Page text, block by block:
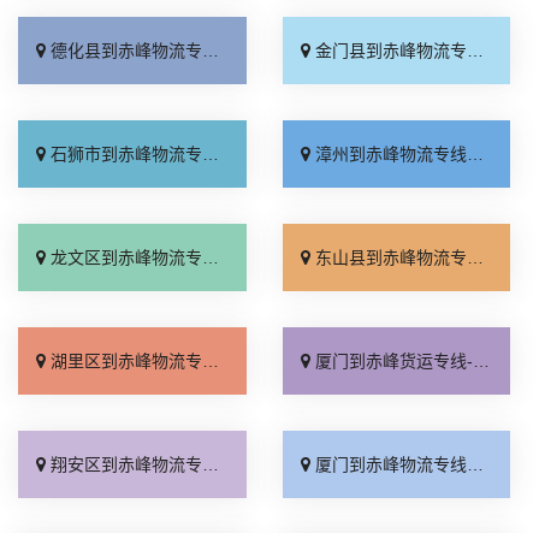
德化县到赤峰物流专线_托运放心「需要几天」 金门县到赤峰物流专线_托运省心「市县闪送」
石狮市到赤峰物流专线_快速响应「资质齐全」 漳州到赤峰物流专线_全程直达「高效运输」
龙文区到赤峰物流专线_快速直达「上门提货」 东山县到赤峰物流专线_费用多少「服务周到」
湖里区到赤峰物流专线_多久能到「直发全境」 厦门到赤峰货运专线-厦门到赤峰物流公司_门到门接送「送货到门」
翔安区到赤峰物流专线_高效运输「物流拼车」 厦门到赤峰物流专线_几天到达「每日发车」